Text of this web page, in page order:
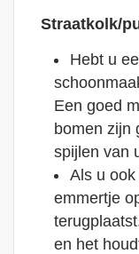
Straatkolk/
Hebt u
Een goed
bomen zijn
spijlen van
Als u
emmertje
en het